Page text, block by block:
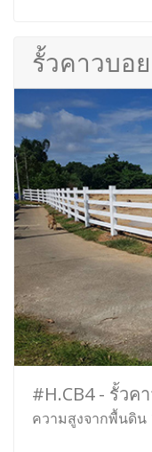
รั้วคาวบอ
#H.CB4 - รั้วค
ความสูงจากพื้นดิน